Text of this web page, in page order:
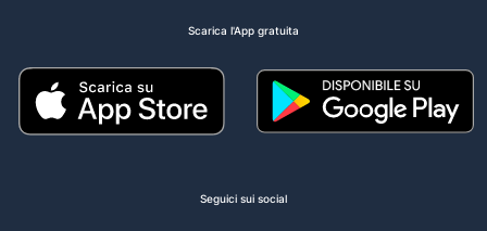
Scarica l'App gratuita
Seguici sui social